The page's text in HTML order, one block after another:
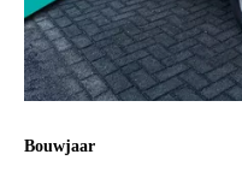
Bouwjaar